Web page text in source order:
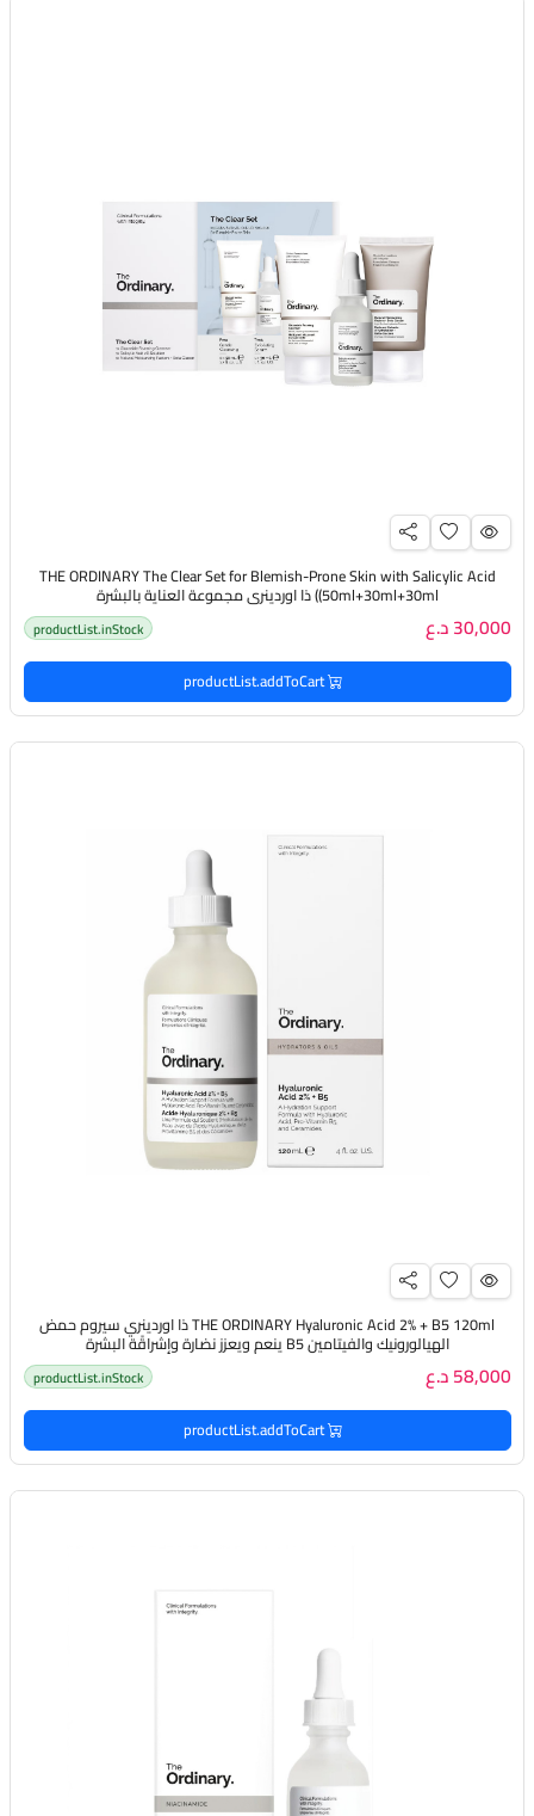
THE ORDINARY The Clear Set for Blemish-Prone Skin with Salicylic Acid
(50ml+30ml+30ml) ذا اوردينري مجموعة العناية بالبشرة
30,000 د.ع productList.inStock
productList.addToCart
THE ORDINARY Hyaluronic Acid 2% + B5 120ml ذا اوردينري سيروم حمض
الهيالورونيك والفيتامين B5 ينعم ويعزز نضارة وإشراقًة البشرة
58,000 د.ع productList.inStock
productList.addToCart